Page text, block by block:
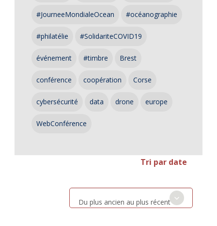
#JourneeMondialeOcean #océanographie
#philatélie #SolidariteCOVID19
événement #timbre Brest
conférence coopération Corse
cybersécurité data drone europe
WebConférence
Tri par date
Du plus ancien au plus récent